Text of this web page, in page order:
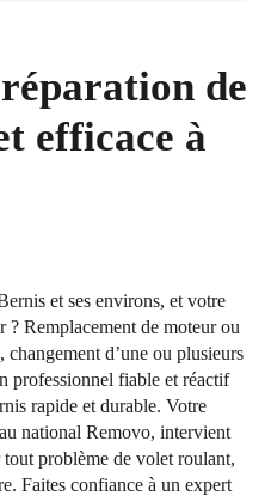
de
efficace à
et ses environs, et votre
Remplacement de moteur ou
d’une ou plusieurs
professionnel fiable et réactif
rapide et durable. Votre
national Removo, intervient
problème de volet roulant,
Faites confiance à un expert